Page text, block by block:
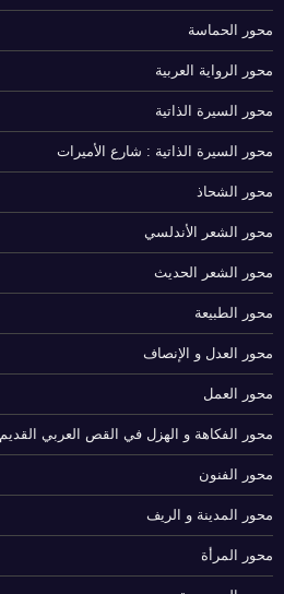
محور الحماسة
محور الرواية العربية
محور السيرة الذاتية
محور السيرة الذاتية : شارع الأميرات
محور الشحاذ
محور الشعر الأندلسي
محور الشعر الحديث
محور الطبيعة
محور العدل و الإنصاف
محور العمل
محور الفكاهة و الهزل في القص العربي القديم
محور الفنون
محور المدينة و الريف
محور المرأة